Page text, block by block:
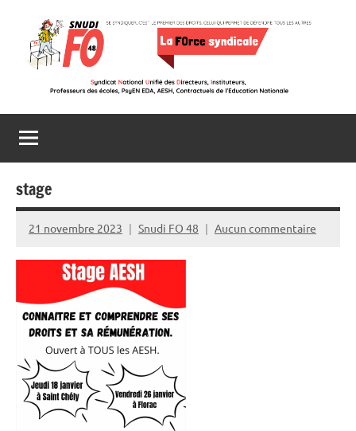
contenu
Snudi
FO
48
c’est
le
premier
droits,
qui
de
défendre
tous
les
autres
stage
21 novembre 2023 Snudi FO 48 Aucun commentaire